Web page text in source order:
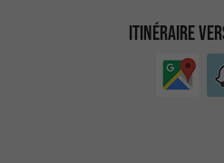
ITINÉRAIRE